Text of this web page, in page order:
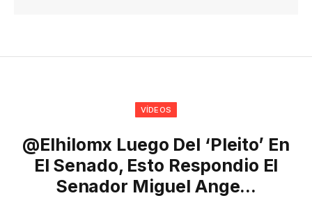
VÍDEOS
@elhilomx Luego Del ‘pleito’ En
El Senado, Esto Respondio El
Senador Miguel Ange…